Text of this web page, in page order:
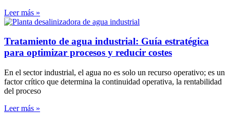
Leer más »
Tratamiento de agua industrial: Guía estratégica
para optimizar procesos y reducir costes
En el sector industrial, el agua no es solo un recurso operativo; es un
factor crítico que determina la continuidad operativa, la rentabilidad
del proceso
Leer más »